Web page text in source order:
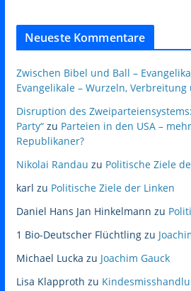
Neueste Kommentare
Zwischen Bibel und Ball –
Evangelikale – Wurzeln,
Disruption des
Party“zu Parteien in den USA –
Republikaner?
Nikolai Randau zu Politische Ziele
karl zu Politische Ziele der Linken
Daniel Hans Jan Hinkelmann zu
1 Bio-Deutscher Flüchtlingzu
Michael Lucka zu Joachim Gauck
Lisa Klapproth zu